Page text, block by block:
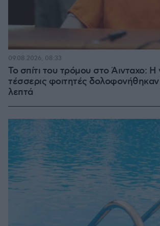
Το σπίτι του τρόμου στο Άινταχο: Η
τέσσερις φοιτητές
λεπτά
09.08.2026, 08:33